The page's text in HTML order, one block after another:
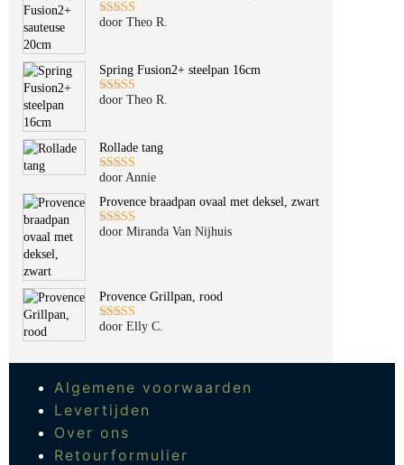
Gewaardeerd
door Theo R.
Spring Fusion2+ steelpan 16cm
Gewaardeerd
door Theo R.
Rollade tang
Gewaardeerd
door Annie
Provence braadpan ovaal met deksel, zwart
Gewaardeerd
door Miranda Van Nijhuis
Provence Grillpan, rood
Gewaardeerd
door Elly C.
Algemene voorwaarden
Levertijden
Over ons
Retourformulier